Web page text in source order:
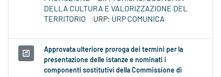
DELLA CULTURA E VALORIZZAZIONE DEL
TERRITORIO
URP: URP COMUNICA
Approvata ulteriore proroga dei termini per la
presentazione delle istanze e nominati i
componenti sostitutivi della Commissione di